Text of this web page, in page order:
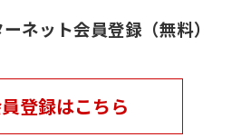
ネット会員登録（無料）
登録はこちら